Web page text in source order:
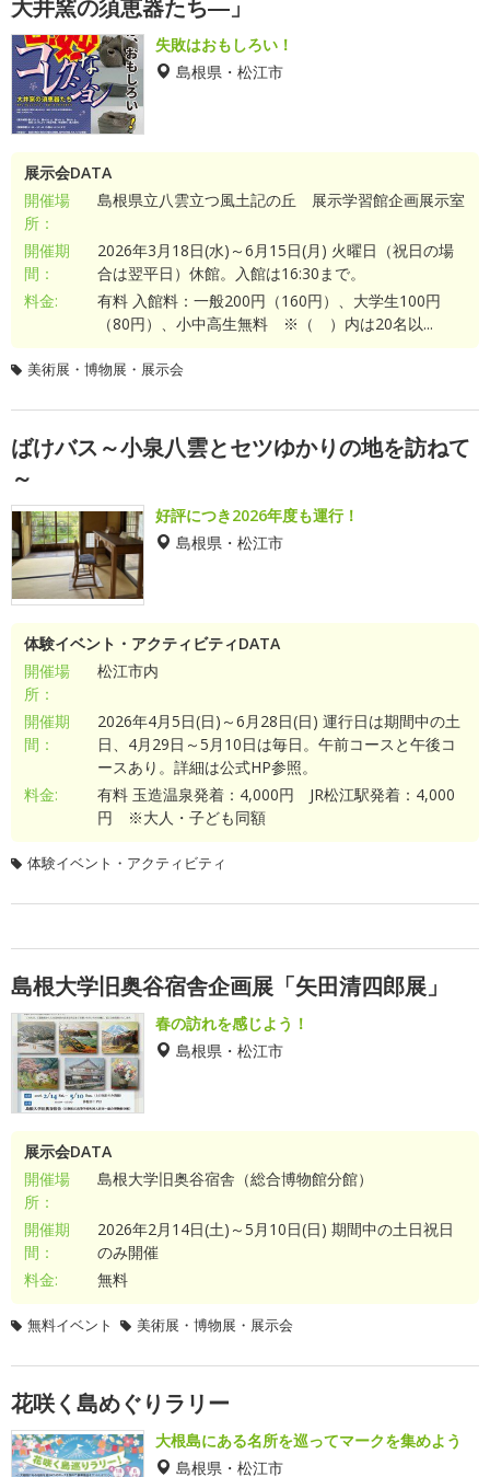
大井窯の須恵器たち―」
失敗はおもしろい！
島根県・松江市
展示会DATA
開催場
所：
島根県立八雲立つ風土記の丘 展示学習館企画展示室
開催期
間：
2026年3月18日(水)～6月15日(月) 火曜日（祝日の場
合は翌平日）休館。入館は16:30まで。
料金:
有料 入館料：一般200円（160円）、大学生100円
（80円）、小中高生無料 ※（ ）内は20名以...
美術展・博物展・展示会
ばけバス～小泉八雲とセツゆかりの地を訪ねて
～
好評につき2026年度も運行！
島根県・松江市
体験イベント・アクティビティDATA
開催場
所：
松江市内
開催期
間：
2026年4月5日(日)～6月28日(日) 運行日は期間中の土
日、4月29日～5月10日は毎日。午前コースと午後コ
ースあり。詳細は公式HP参照。
料金:
有料 玉造温泉発着：4,000円 JR松江駅発着：4,000
円 ※大人・子ども同額
体験イベント・アクティビティ
島根大学旧奥谷宿舎企画展「矢田清四郎展」
春の訪れを感じよう！
島根県・松江市
展示会DATA
開催場
所：
島根大学旧奥谷宿舎（総合博物館分館）
開催期
間：
2026年2月14日(土)～5月10日(日) 期間中の土日祝日
のみ開催
料金:
無料
無料イベント 美術展・博物展・展示会
花咲く島めぐりラリー
大根島にある名所を巡ってマークを集めよう
島根県・松江市